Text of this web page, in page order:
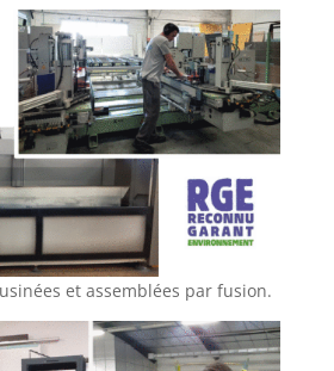
et assemblées par fusion.